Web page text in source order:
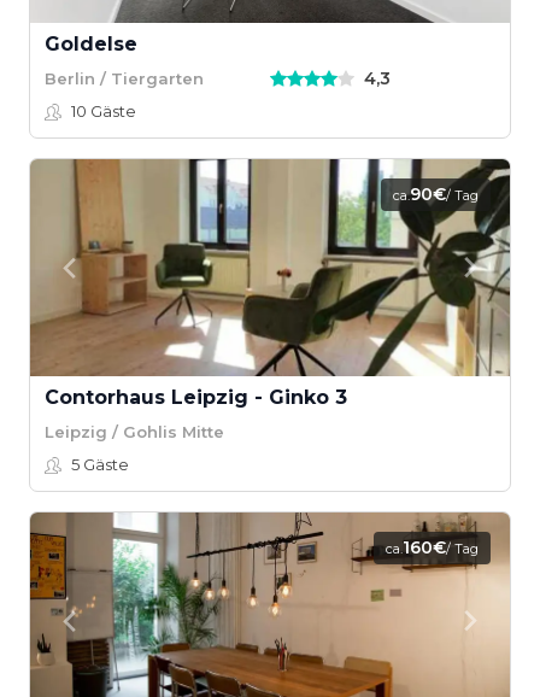
Goldelse
Berlin / Tiergarten 4,3
10 Gäste
ca.90€/ Tag
Contorhaus Leipzig - Ginko 3
Leipzig / Gohlis Mitte
5 Gäste
ca.160€/ Tag